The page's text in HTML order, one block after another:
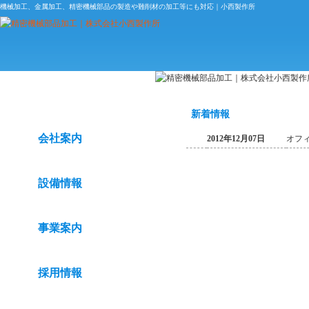
機械加工、金属加工、精密機械部品の製造や難削材の加工等にも対応｜小西製作所
会社案内
設備情報
事業案内
採用情報
新着情報
2012年12月07日 オフ